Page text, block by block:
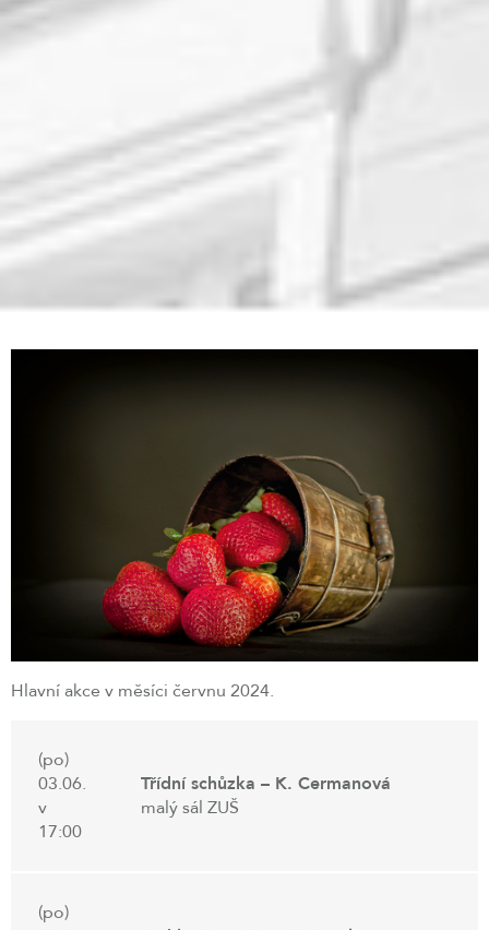
Hlavní akce v měsíci červnu 2024.
(po)
03.06.
v
17:00
Třídní schůzka – K. Cermanová
malý sál ZUŠ
(po)